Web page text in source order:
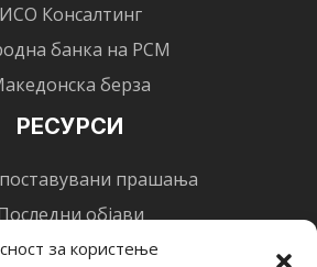
за користење
ИСО Консалтинг
банка на РСМ
берза
РЕСУРСИ
прашања
објави
Најнови вести